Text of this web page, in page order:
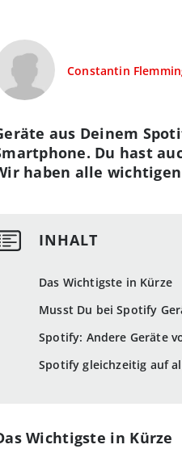
Constantin
Das Wichtigste in Kürze
Musst Du bei Spotify
Spotify: Andere Geräte
Spotify gleichzeitig auf
aus Deinem
Du hast
haben alle
Wichtigste in Kürze